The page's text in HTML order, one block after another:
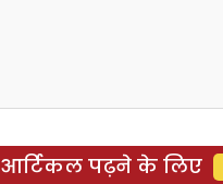
पढ़ने के लिए